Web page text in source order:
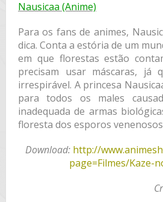
Nausicaa (Anime)
Para os fans de animes,
dica. Conta a estória de um
em que florestas estão
precisam usar máscaras,
irrespirável. A princesa
para todos os males
inadequada de armas
floresta dos esporos
Download: http://
page=Filmes/Kaze-